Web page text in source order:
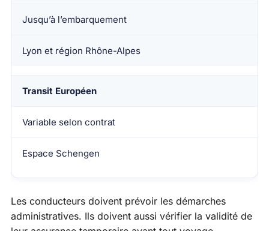
Jusqu’à l’embarquement
Lyon et région Rhône-Alpes
Transit Européen
Variable selon contrat
Espace Schengen
Les conducteurs doivent prévoir les démarches
administratives. Ils doivent aussi vérifier la validité de